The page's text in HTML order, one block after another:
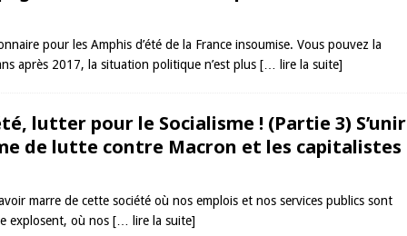
pour les Amphis d’été de la France insoumise. Vous pouvez la
après 2017, la situation politique n’est plus [… lire la suite]
lutter pour le Socialisme ! (Partie 3) S’unir
de lutte contre Macron et les capitalistes
marre de cette société où nos emplois et nos services publics sont
explosent, où nos [… lire la suite]